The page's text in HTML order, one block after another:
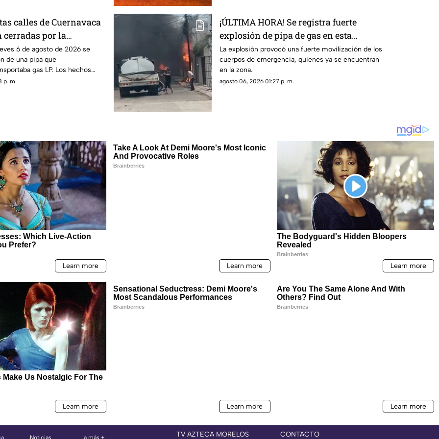
calles de Cuernavaca
cerradas por la
gas LP
6 de agosto de 2026 se
de una pipa que
gas LP. Los hechos
Las Granjas de Cuernavaca.
p. m.
¡ÚLTIMA HORA! Se registra fuerte
explosión de pipa de gas en esta
colonia de Cuernavaca; esto se sabe
La explosión provocó una fuerte movilización de los
cuerpos de emergencia, quienes ya se encuentran
en la zona.
agosto 06, 2026 01:27 p. m.
TV AZTECA MORELOS CONTACTO